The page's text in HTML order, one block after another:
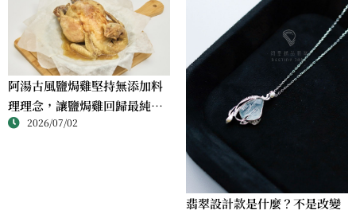
阿湯古風鹽焗雞堅持無添加料
理理念，讓鹽焗雞回歸最純粹
的風味2026/07/02
翡翠設計款是什麼？不是改變